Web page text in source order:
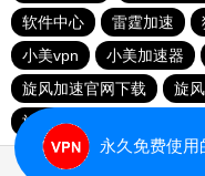
软件中心
雷霆加速
小美vpn
小美加速器
旋风加速官网下载
旋
旋风加速官网下载
永久免费使用